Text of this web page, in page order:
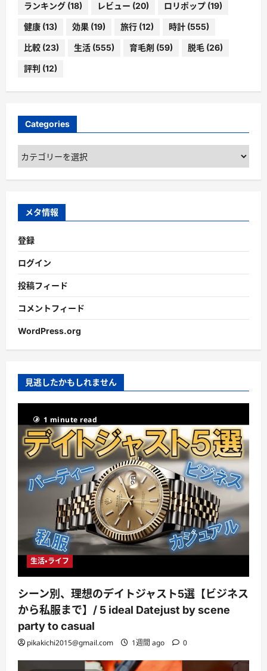
ランキング (18) レビュー (20) ロリポップ (19)
健康 (13) 効果 (19) 旅行 (12) 時計 (555)
比較 (23) 生活 (555) 育毛剤 (59) 脱毛 (26)
評判 (12)
Categories
Categories
メタ情報
登録
ログイン
投稿フィード
コメントフィード
WordPress.org
見逃したかもしれません
1 minute read
生活・ライフ
シーン別、理想のデイトジャスト5選【ビジネス
から私服まで】/ 5 ideal Datejust by scene
party to casual
pikakichi2015@gmail.com 1週間 ago 0